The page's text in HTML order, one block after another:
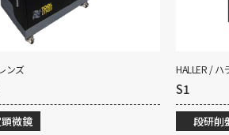
ンズ
微鏡
HALLER /
S1
段研削